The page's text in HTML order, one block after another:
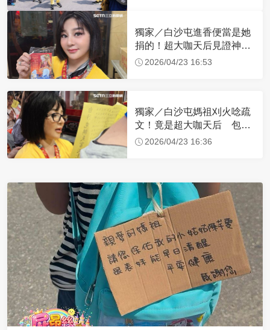
獨家／白沙屯進香便當是她
捐的！超大咖天后見證神
蹟 一靠近媽祖就爆哭
2026/04/23 16:53
獨家／白沙屯媽祖刈火唸疏
文！竟是超大咖天后 包尿
布忍尿5小時不喊累
2026/04/23 16:36